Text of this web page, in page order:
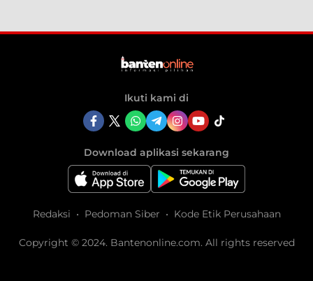
Ikuti kami di
Download aplikasi sekarang
Redaksi Pedoman Siber Kode Etik Perusahaan
Copyright © 2024. Bantenonline.com. All rights reserved